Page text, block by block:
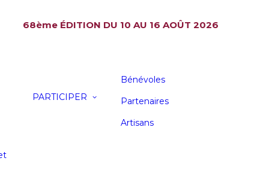
68ème ÉDITION DU 10 AU 16 AOÛT 2026
PARTICIPER
Bénévoles
Partenaires
Artisans